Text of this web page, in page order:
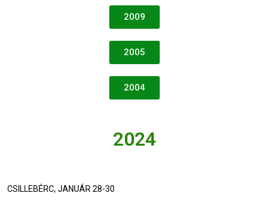
2009
2005
2004
2024
CSILLEBÉRC, JANUÁR 28-30